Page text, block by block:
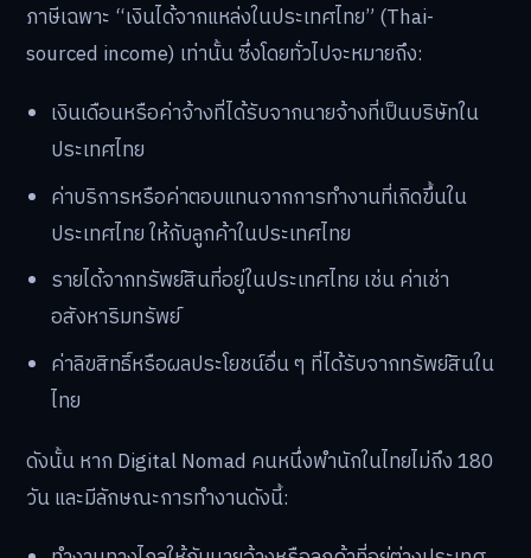
ภาษีเฉพาะ “เงินได้จากแหล่งในประเทศไทย” (Thai-
sourced income) เท่านั้น ซึ่งโดยทั่วไปจะหมายถึง:
เงินเดือนหรือค่าจ้างที่ได้รับจากนายจ้างที่เป็นบริษัทใน
ประเทศไทย
ค่าบริการหรือค่าตอบแทนจากการทำงานที่เกิดขึ้นใน
ประเทศไทย ให้กับลูกค้าในประเทศไทย
รายได้จากทรัพย์สินที่อยู่ในประเทศไทย เช่น ค่าเช่า
อสังหาริมทรัพย์
ค่าลิขสิทธิ์หรือผลประโยชน์อื่น ๆ ที่ได้รับจากทรัพย์สินใน
ไทย
ดังนั้น หาก Digital Nomad คนหนึ่งพำนักในไทยไม่ถึง 180
วัน และมีลักษณะการทำงานดังนี้: